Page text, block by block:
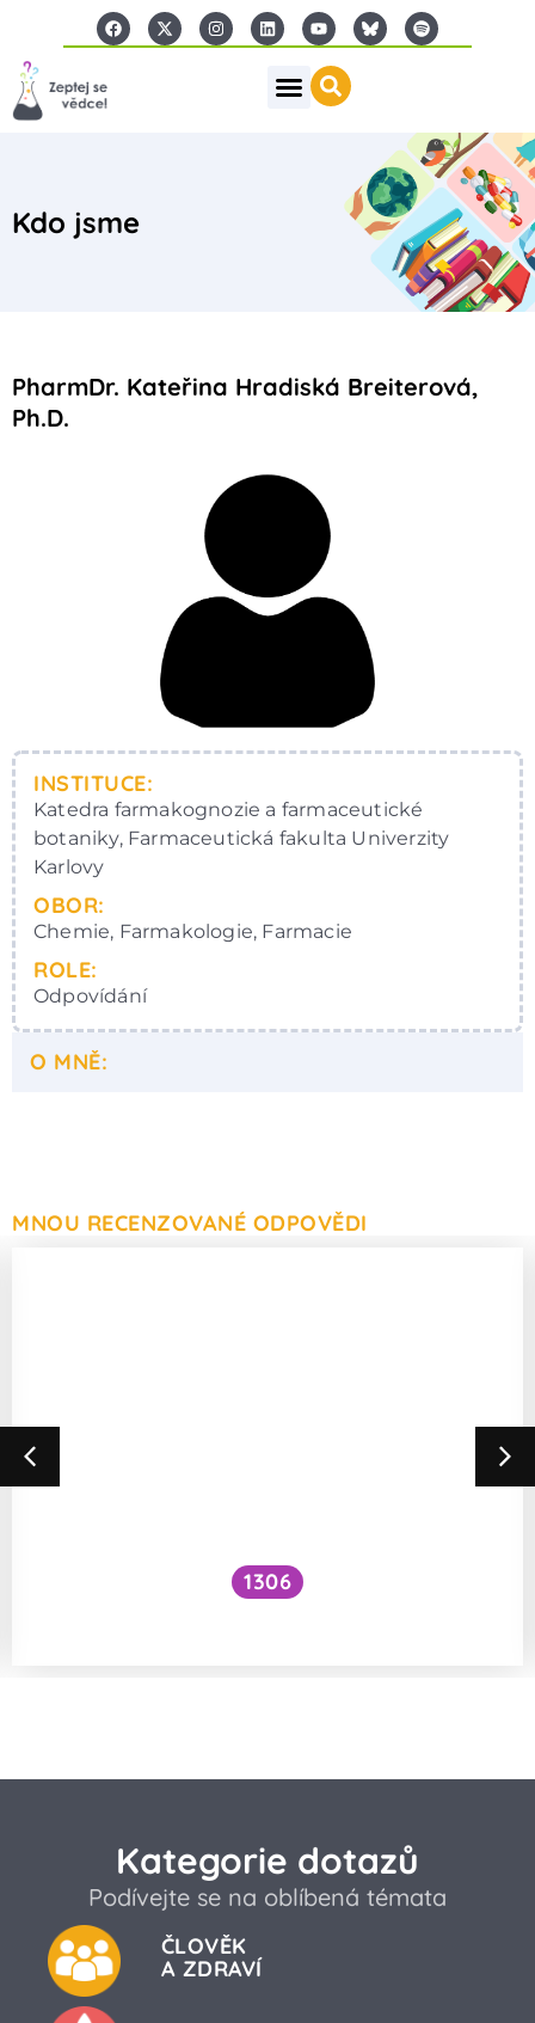
Kdo jsme
PharmDr. Kateřina Hradiská Breiterová,
Ph.D.
INSTITUCE:
Katedra farmakognozie a farmaceutické
botaniky, Farmaceutická fakulta Univerzity
Karlovy
OBOR:
Chemie, Farmakologie, Farmacie
ROLE:
Odpovídání
O MNĚ:
MNOU RECENZOVANÉ ODPOVĚDI
1306
Kategorie dotazů
Podívejte se na oblíbená témata
ČLOVĚK
A ZDRAVÍ